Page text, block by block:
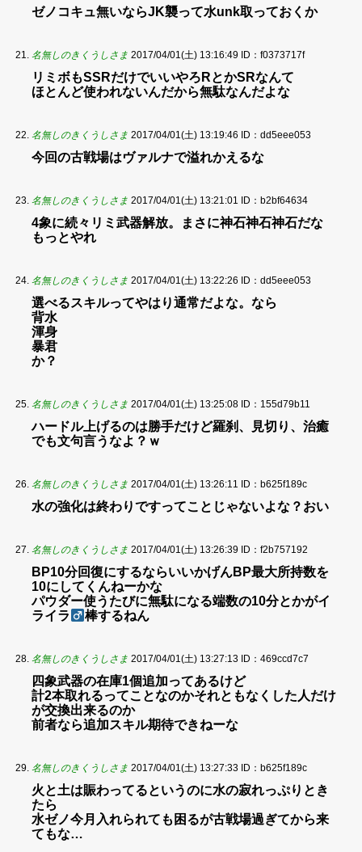
ゼノコキュ無いならJK襲って水unk取っておくか
名無しのきくうしさま 2017/04/01(土) 13:16:49 ID：f0373717f
リミボもSSRだけでいいやろRとかSRなんて
ほとんど使われないんだから無駄なんだよな
名無しのきくうしさま 2017/04/01(土) 13:19:46 ID：dd5eee053
今回の古戦場はヴァルナで溢れかえるな
名無しのきくうしさま 2017/04/01(土) 13:21:01 ID：b2bf64634
4象に続々リミ武器解放。まさに神石神石神石だな
もっとやれ
名無しのきくうしさま 2017/04/01(土) 13:22:26 ID：dd5eee053
選べるスキルってやはり通常だよな。なら
背水
渾身
暴君
か？
名無しのきくうしさま 2017/04/01(土) 13:25:08 ID：155d79b11
ハードル上げるのは勝手だけど羅刹、見切り、治癒
でも文句言うなよ？ｗ
名無しのきくうしさま 2017/04/01(土) 13:26:11 ID：b625f189c
水の強化は終わりですってことじゃないよな？おい
名無しのきくうしさま 2017/04/01(土) 13:26:39 ID：f2b757192
BP10分回復にするならいいかげんBP最大所持数を
10にしてくんねーかな
パウダー使うたびに無駄になる端数の10分とかがイ
ライラ
棒するねん
名無しのきくうしさま 2017/04/01(土) 13:27:13 ID：469ccd7c7
四象武器の在庫1個追加ってあるけど
計2本取れるってことなのかそれともなくした人だけ
が交換出来るのか
前者なら追加スキル期待できねーな
名無しのきくうしさま 2017/04/01(土) 13:27:33 ID：b625f189c
火と土は賑わってるというのに水の寂れっぷりとき
たら
水ゼノ今月入れられても困るが古戦場過ぎてから来
てもな…